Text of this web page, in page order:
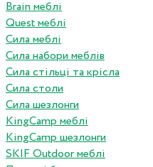
Brain меблі
Quest меблі
Сила меблі
Сила набори меблів
Сила стільці та крісла
Сила столи
Сила шезлонги
KingCamp меблі
KingCamp шезлонги
SKIF Outdoor меблі